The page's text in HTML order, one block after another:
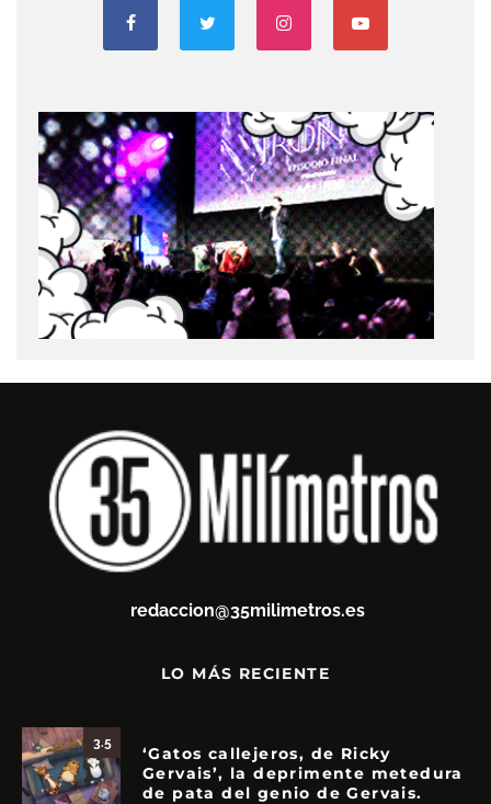
redaccion@35milimetros.es
LO MÁS RECIENTE
3.5
‘Gatos callejeros, de Ricky
Gervais’, la deprimente metedura
de pata del genio de Gervais.